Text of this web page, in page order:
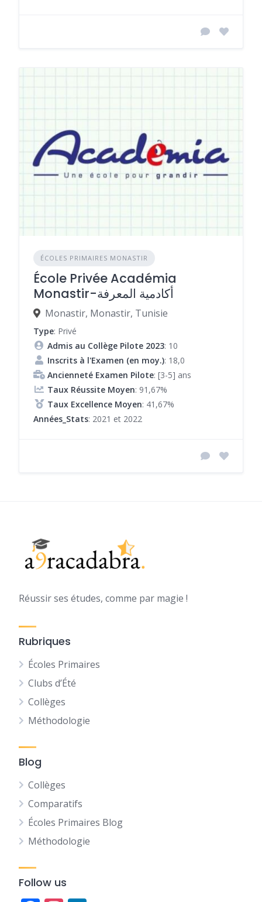
ÉCOLES PRIMAIRES MONASTIR
École Privée Académia
Monastir-أكادمية المعرفة
Monastir, Monastir, Tunisie
Type: Privé
Admis au Collège Pilote 2023: 10
Inscrits à l'Examen (en moy.): 18,0
Ancienneté Examen Pilote: [3-5] ans
Taux Réussite Moyen: 91,67%
Taux Excellence Moyen: 41,67%
Années_Stats: 2021 et 2022
Réussir ses études, comme par magie !
Rubriques
Écoles Primaires
Clubs d’Été
Collèges
Méthodologie
Blog
Collèges
Comparatifs
Écoles Primaires Blog
Méthodologie
Follow us